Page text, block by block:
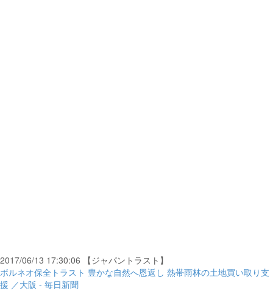
2017/06/13 17:30:06 【ジャパントラスト】
ボルネオ保全トラスト 豊かな自然へ恩返し 熱帯雨林の土地買い取り支
援 ／大阪 - 毎日新聞